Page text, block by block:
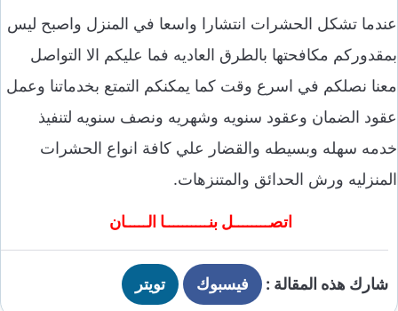
عندما تشكل الحشرات انتشارا واسعا في المنزل واصبح ليس
بمقدوركم مكافحتها بالطرق العاديه فما عليكم الا التواصل
معنا نصلكم في اسرع وقت كما يمكنكم التمتع بخدماتنا وعمل
عقود الضمان وعقود سنويه وشهريه ونصف سنويه لتنفيذ
خدمه سهله وبسيطه والقضار علي كافة انواع الحشرات
المنزليه ورش الحدائق والمتنزهات.
اتصــــــــل بنــــــــــا الـــــان
شارك هذه المقالة : فيسبوك تويتر